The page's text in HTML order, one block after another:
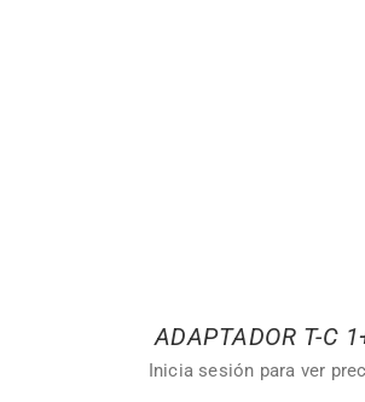
ADAPTADOR T-C
Inicia sesión para ver